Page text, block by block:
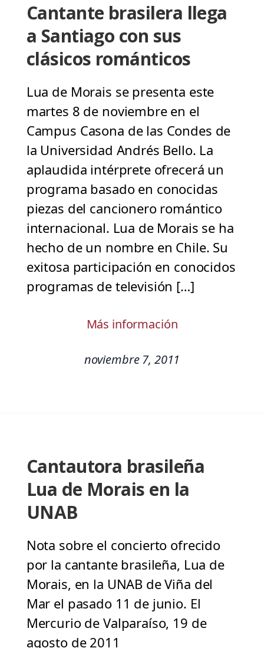
Cantante brasilera llega
a Santiago con sus
clásicos románticos
Lua de Morais se presenta este
martes 8 de noviembre en el
Campus Casona de las Condes de
la Universidad Andrés Bello. La
aplaudida intérprete ofrecerá un
programa basado en conocidas
piezas del cancionero romántico
internacional. Lua de Morais se ha
hecho de un nombre en Chile. Su
exitosa participación en conocidos
programas de televisión […]
Más información
noviembre 7, 2011
Cantautora brasileña
Lua de Morais en la
UNAB
Nota sobre el concierto ofrecido
por la cantante brasileña, Lua de
Morais, en la UNAB de Viña del
Mar el pasado 11 de junio. El
Mercurio de Valparaíso, 19 de
agosto de 2011